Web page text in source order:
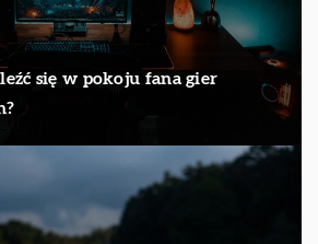
się w pokoju fana gier